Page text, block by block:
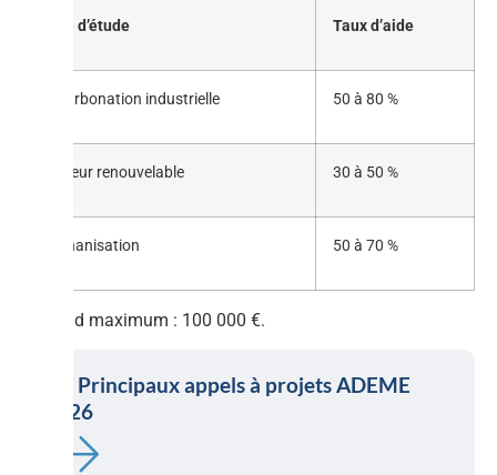
Type d’étude Taux d’aide
Décarbonation industrielle 50 à 80 %
Chaleur renouvelable 30 à 50 %
Méthanisation 50 à 70 %
Plafond maximum : 100 000 €.
6.3 Principaux appels à projets ADEME
2026